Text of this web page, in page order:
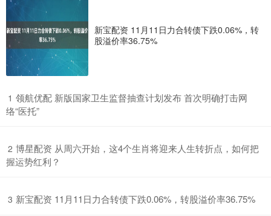
新宝配资 11月11日力合转债下跌0.06%，转
股溢价率36.75%
1 ​领航优配 新版国家卫生监督抽查计划发布 首次明确打击网
络“医托”
2 ​博星配资 从周六开始，这4个生肖将迎来人生转折点，如何把
握运势红利？
3 ​新宝配资 11月11日力合转债下跌0.06%，转股溢价率36.75%